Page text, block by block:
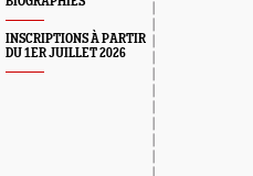
INSCRIPTIONS À PARTIR
DU 1ER JUILLET 2026